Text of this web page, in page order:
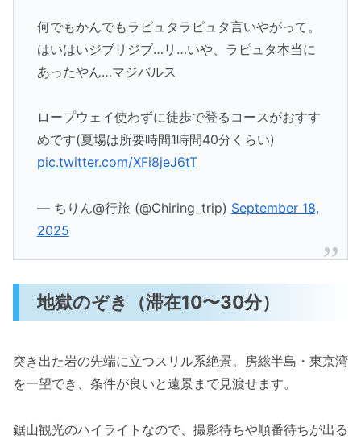
何でもかんでもラピュタラピュタ言いやがって。
はいはいジブリジブ…リ…いや、ラピュタ本当に
あったやん…マジバルス
ロープウェイ使わずに徒歩で登るコースがおすす
めです(夏場は所要時間1時間40分くらい)
pic.twitter.com/XFi8jeJ6tT
— ちりん@行旅 (@Chiring_trip) September 18,
2025
地獄のぞき（滞在10〜30分）
突き出た岩の先端に立つスリル系絶景。房総半島・東京湾
を一望でき、条件が良いと遠景まで見渡せます。
鋸山観光のハイライトなので、撮影待ちや順番待ちが出る